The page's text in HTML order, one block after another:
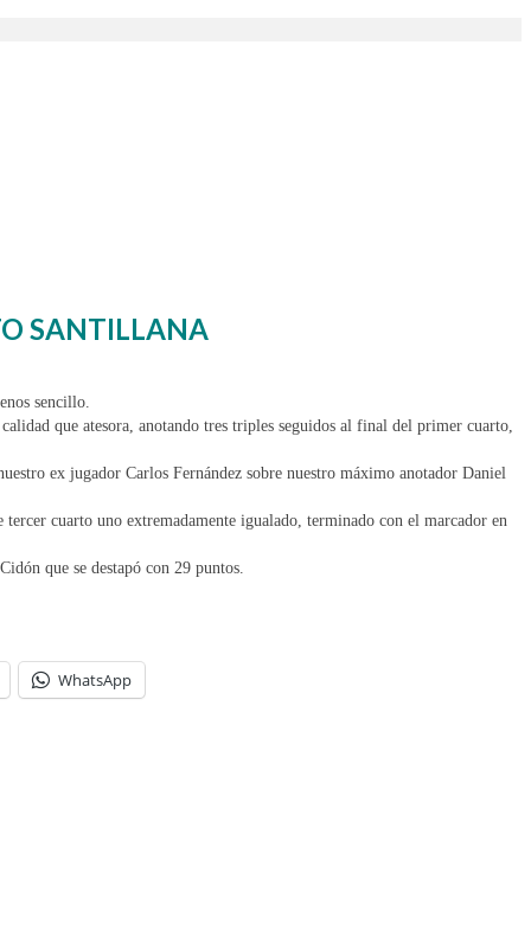
SANTILLANA
sencillo.
que atesora, anotando tres triples seguidos al final del primer cuarto,
ex jugador Carlos Fernández sobre nuestro máximo anotador Daniel
cuarto uno extremadamente igualado, terminado con el marcador en
que se destapó con 29 puntos.
WhatsApp